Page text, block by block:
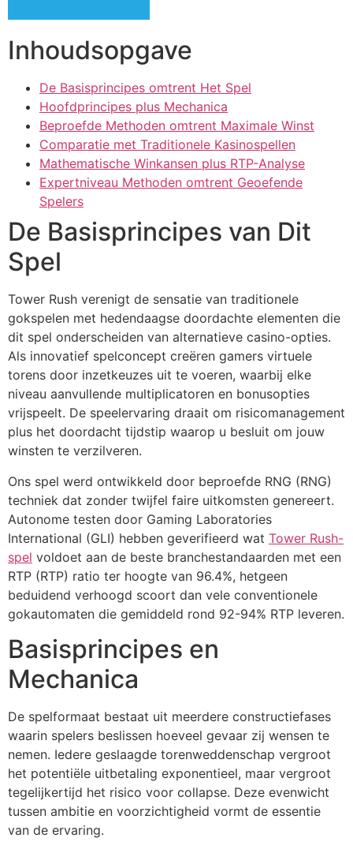
panel
panel
panel
panel
panel
panel
panel
panel
satın al
satın al
panel
panel
panel
panel
panel
panel
panel
panel
panel
panel
panel
panel
panel
panel
panel
panel
panel
panel
Inhoudsopgave
De Basisprincipes omtrent Het Spel
Hoofdprincipes plus Mechanica
Beproefde Methoden omtrent Maximale Winst
Comparatie met Traditionele Kasinospellen
Mathematische Winkansen plus RTP-Analyse
Expertniveau Methoden omtrent Geoefende
Spelers
De Basisprincipes van Dit
Spel
Tower Rush verenigt de sensatie van traditionele
gokspelen met hedendaagse doordachte elementen die
dit spel onderscheiden van alternatieve casino-opties.
Als innovatief spelconcept creëren gamers virtuele
torens door inzetkeuzes uit te voeren, waarbij elke
niveau aanvullende multiplicatoren en bonusopties
vrijspeelt. De speelervaring draait om risicomanagement
plus het doordacht tijdstip waarop u besluit om jouw
winsten te verzilveren.
Ons spel werd ontwikkeld door beproefde RNG (RNG)
techniek dat zonder twijfel faire uitkomsten genereert.
Autonome testen door Gaming Laboratories
International (GLI) hebben geverifieerd wat Tower Rush-
spel voldoet aan de beste branchestandaarden met een
RTP (RTP) ratio ter hoogte van 96.4%, hetgeen
beduidend verhoogd scoort dan vele conventionele
gokautomaten die gemiddeld rond 92-94% RTP leveren.
Basisprincipes en
Mechanica
De spelformaat bestaat uit meerdere constructiefases
waarin spelers beslissen hoeveel gevaar zij wensen te
nemen. Iedere geslaagde torenweddenschap vergroot
het potentiële uitbetaling exponentieel, maar vergroot
tegelijkertijd het risico voor collapse. Deze evenwicht
tussen ambitie en voorzichtigheid vormt de essentie
van de ervaring.